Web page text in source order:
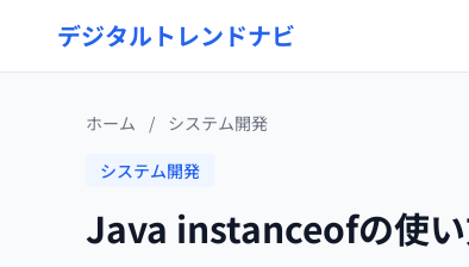
デジタルトレンドナビ
ホーム / システム開発
システム開発
Java instanceofの使